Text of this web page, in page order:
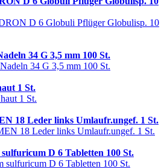
34 G 3,5 mm 100 St.
1 St.
18 Leder links Umlaufr.ungef. 1 St.
D 6 Tabletten 100 St.